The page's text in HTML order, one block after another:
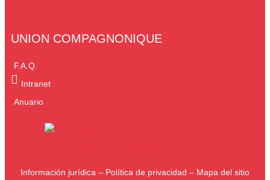
UNION COMPAGNONIQUE
F.A.Q.
Intranet
Anuario
Información jurídica – Política de privacidad – Mapa del sitio